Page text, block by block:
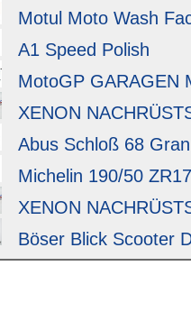
Motul Moto Wash
A1 Speed Polish
MotoGP GARAGEN
XENON
Abus Schloß 68
Michelin 190/50
XENON
Böser Blick Scooter